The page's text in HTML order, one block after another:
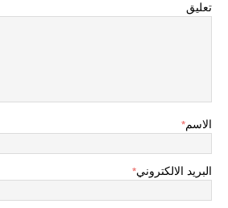
تعليق
الاسم*
البريد الالكتروني*